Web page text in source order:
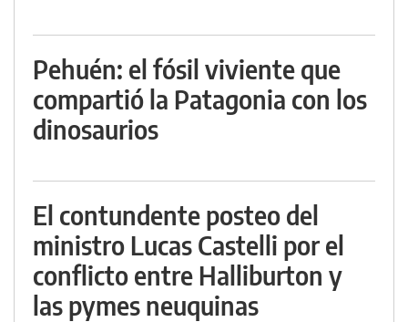
Pehuén: el fósil viviente que
compartió la Patagonia con los
dinosaurios
El contundente posteo del
ministro Lucas Castelli por el
conflicto entre Halliburton y
las pymes neuquinas